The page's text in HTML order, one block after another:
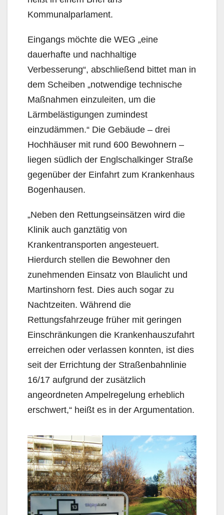
Kommunalparlament.
Eingangs möchte die WEG „eine
dauerhafte und nachhaltige
Verbesserung“, abschließend bittet man in
dem Scheiben „notwendige technische
Maßnahmen einzuleiten, um die
Lärmbelästigungen zumindest
einzudämmen.“ Die Gebäude – drei
Hochhäuser mit rund 600 Bewohnern –
liegen südlich der Englschalkinger Straße
gegenüber der Einfahrt zum Krankenhaus
Bogenhausen.
„Neben den Rettungseinsätzen wird die
Klinik auch ganztätig von
Krankentransporten angesteuert.
Hierdurch stellen die Bewohner den
zunehmenden Einsatz von Blaulicht und
Martinshorn fest. Dies auch sogar zu
Nachtzeiten. Während die
Rettungsfahrzeuge früher mit geringen
Einschränkungen die Krankenhauszufahrt
erreichen oder verlassen konnten, ist dies
seit der Errichtung der Straßen­bahnlinie
16/17 aufgrund der zusätzlich
angeordneten Ampelregelung erheblich
erschwert,“ heißt es in der Argumentation.